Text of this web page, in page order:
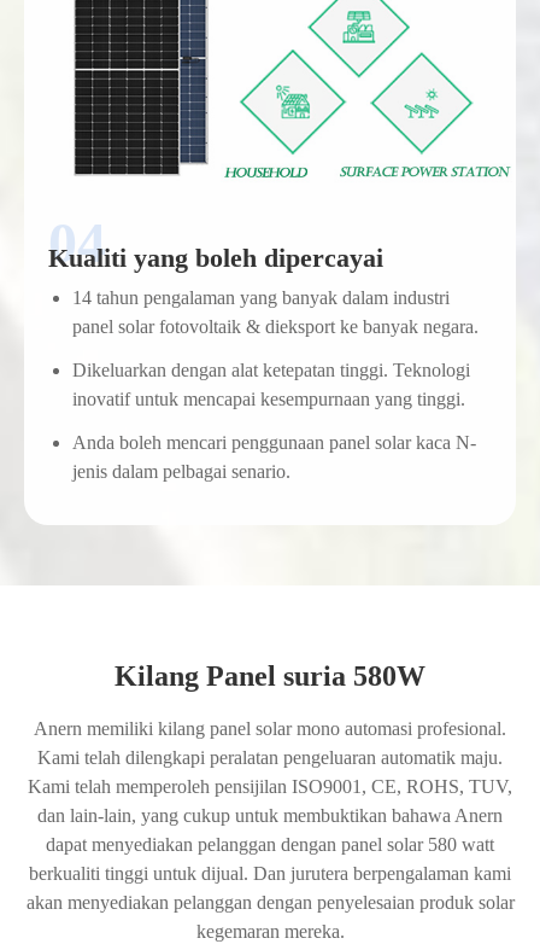
Kualiti yang boleh dipercayai
14 tahun pengalaman yang banyak dalam industri
panel solar fotovoltaik & dieksport ke banyak negara.
Dikeluarkan dengan alat ketepatan tinggi. Teknologi
inovatif untuk mencapai kesempurnaan yang tinggi.
Anda boleh mencari penggunaan panel solar kaca N-
jenis dalam pelbagai senario.
Kilang Panel suria 580W
Anern memiliki kilang panel solar mono automasi profesional.
Kami telah dilengkapi peralatan pengeluaran automatik maju.
Kami telah memperoleh pensijilan ISO9001, CE, ROHS, TUV,
dan lain-lain, yang cukup untuk membuktikan bahawa Anern
dapat menyediakan pelanggan dengan panel solar 580 watt
berkualiti tinggi untuk dijual. Dan jurutera berpengalaman kami
akan menyediakan pelanggan dengan penyelesaian produk solar
kegemaran mereka.